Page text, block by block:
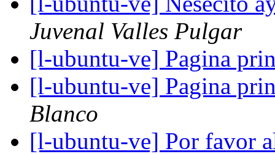
Juvenal Valles Pulgar
[l-ubuntu-ve] Pagina
[l-ubuntu-ve] Pagina
Blanco
[l-ubuntu-ve] Por favor